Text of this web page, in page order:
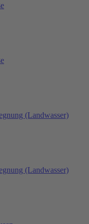
(Landwasser)
(Landwasser)